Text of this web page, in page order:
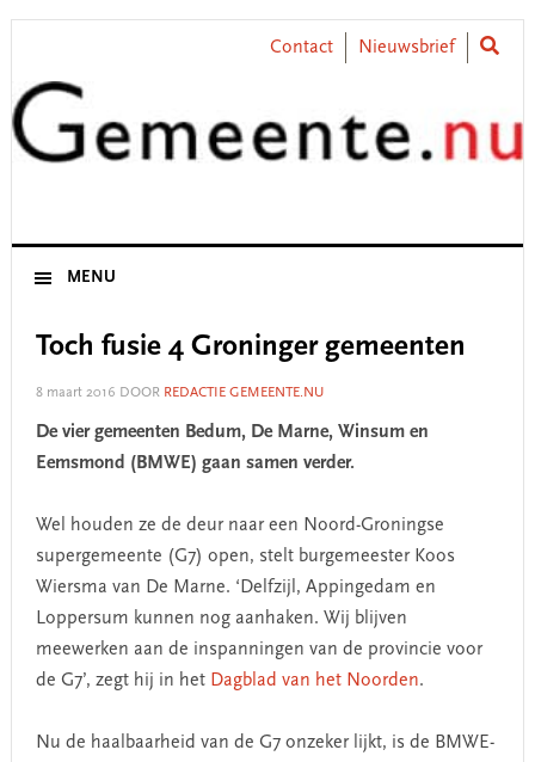
Skip
primary
navigation
Skip
content
Skip
primary
sidebar
Skip
footer
Contact Nieuwsbrief
MENU
Toch fusie 4 Groninger gemeenten
8 maart 2016 DOOR REDACTIE GEMEENTE.NU
De vier gemeenten Bedum, De Marne, Winsum en
Eemsmond (BMWE) gaan samen verder.
Wel houden ze de deur naar een Noord-Groningse
supergemeente (G7) open, stelt burgemeester Koos
Wiersma van De Marne. ‘Delfzijl, Appingedam en
Loppersum kunnen nog aanhaken. Wij blijven
meewerken aan de inspanningen van de provincie voor
de G7’, zegt hij in het Dagblad van het Noorden.
Nu de haalbaarheid van de G7 onzeker lijkt, is de BMWE-